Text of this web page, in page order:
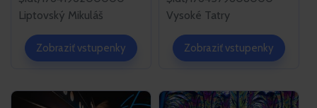
Liptovský Mikuláš
Zobraziť vstupenky
Vysoké Tatry
Zobraziť vstupenky